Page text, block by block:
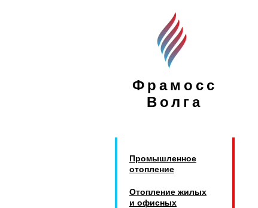
Фрамосс
Волга
Промышленное
отопление
Отопление жилых
и офисных